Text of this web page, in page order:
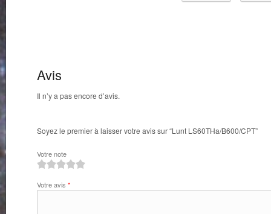
Avis
Il n’y a pas encore d’avis.
Soyez le premier à laisser votre avis sur “Lunt LS60THa/B600/CPT”
Votre note
Votre avis *